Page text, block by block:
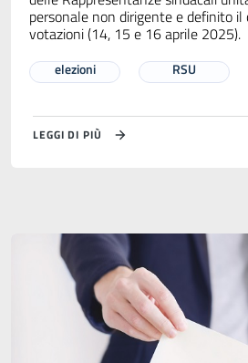
personale non dirigente e definito il
votazioni (14, 15 e 16 aprile 2025).
elezioni RSU
LEGGI DI PIÙ